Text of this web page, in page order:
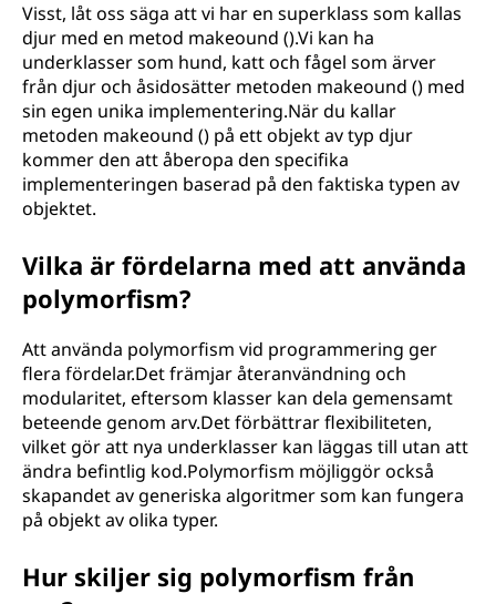
Visst, låt oss säga att vi har en superklass som kallas
djur med en metod makeound ().Vi kan ha
underklasser som hund, katt och fågel som ärver
från djur och åsidosätter metoden makeound () med
sin egen unika implementering.När du kallar
metoden makeound () på ett objekt av typ djur
kommer den att åberopa den specifika
implementeringen baserad på den faktiska typen av
objektet.
Vilka är fördelarna med att använda
polymorfism?
Att använda polymorfism vid programmering ger
flera fördelar.Det främjar återanvändning och
modularitet, eftersom klasser kan dela gemensamt
beteende genom arv.Det förbättrar flexibiliteten,
vilket gör att nya underklasser kan läggas till utan att
ändra befintlig kod.Polymorfism möjliggör också
skapandet av generiska algoritmer som kan fungera
på objekt av olika typer.
Hur skiljer sig polymorfism från